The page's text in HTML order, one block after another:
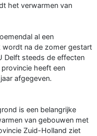
het verwarmen van
al een
wordt na de zomer gestart
Delft steeds de effecten
heeft een
afgegeven.
is een belangrijke
van gebouwen met
Zuid-Holland ziet